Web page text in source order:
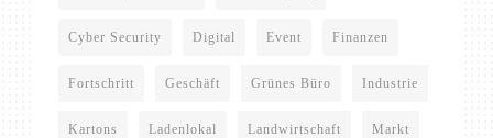
Cyber Security Digital Event Finanzen
Fortschritt Geschäft Grünes Büro Industrie
Kartons Ladenlokal Landwirtschaft Markt